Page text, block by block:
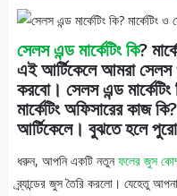
সেলস এন্ড মার্কেটিং কি?
এই আর্টিকেলে আমরা সেলস
করবো। সেলস এন্ড
মার্কেটিং অফিসারের কাজ
আর্টিকেলে। বুঝতে হলে
ধরুন, আপনি একটি নতুনফলের জুস
ব্র্যান্ডের জুস তৈরি করলো। যেহেতু